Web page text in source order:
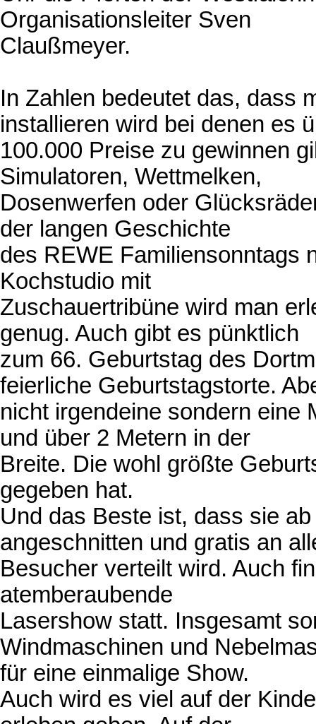
Organisationsleiter Sven
Claußmeyer.
In Zahlen bedeutet das, dass
installieren wird bei denen es
100.000 Preise zu gewinnen
Simulatoren, Wettmelken,
Dosenwerfen oder
der langen Geschichte
des REWE Familiensonntags
Kochstudio mit
Zuschauertribüne wird man
genug. Auch gibt es pünktlich
zum 66. Geburtstag des
feierliche Geburtstagstorte.
nicht irgendeine sondern eine
und über 2 Metern in der
Breite. Die wohl größte
gegeben hat.
Und das Beste ist, dass sie
angeschnitten und gratis an
Besucher verteilt wird. Auch
atemberaubende
Lasershow statt. Insgesamt
Windmaschinen und
für eine einmalige Show.
Auch wird es viel auf der